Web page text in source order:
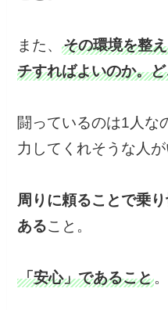
また、その環境を整
チすればよいのか。
闘っているのは1人な
力してくれそうな人が
周りに頼ることで乗
あること。
「安心」であること